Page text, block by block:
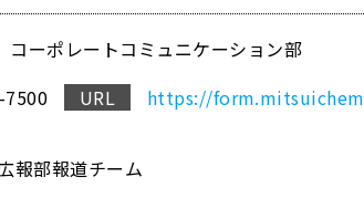
ーポレートコミュニケーション部
URL https://
報部報道チーム